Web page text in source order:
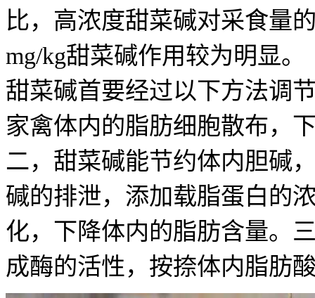
比，高浓度甜菜碱对采食量
mg/kg甜菜碱作用较为明显。
甜菜碱首要经过以下方法调
家禽体内的脂肪细胞散布，
二，甜菜碱能节约体内胆碱
碱的排泄，添加载脂蛋白的
化，下降体内的脂肪含量。
成酶的活性，按捺体内脂肪